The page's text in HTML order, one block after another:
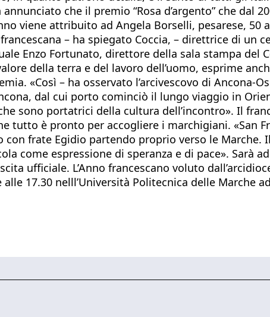
che il premio “Rosa d’argento” che dal
viene attribuito ad Angela Borselli, pesarese,
– ha spiegato Coccia, – direttrice di
Enzo Fortunato, direttore della sala stampa del
della terra e del lavoro dell’uomo, esprime
«Così – ha osservato l’arcivescovo di Ancona-
dal cui porto cominciò il lungo viaggio in
sono portatrici della cultura dell’incontro». Il
tutto è pronto per accogliere i marchigiani. «San
frate Egidio partendo proprio verso le Marche.
come espressione di speranza e di pace». Sarà
ufficiale. L’Anno francescano voluto
17.30 nelll’Università Politecnica delle Marche